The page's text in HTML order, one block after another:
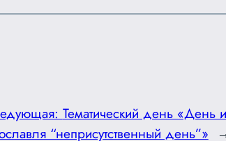
Тематический день «День
“неприсутственный день”»